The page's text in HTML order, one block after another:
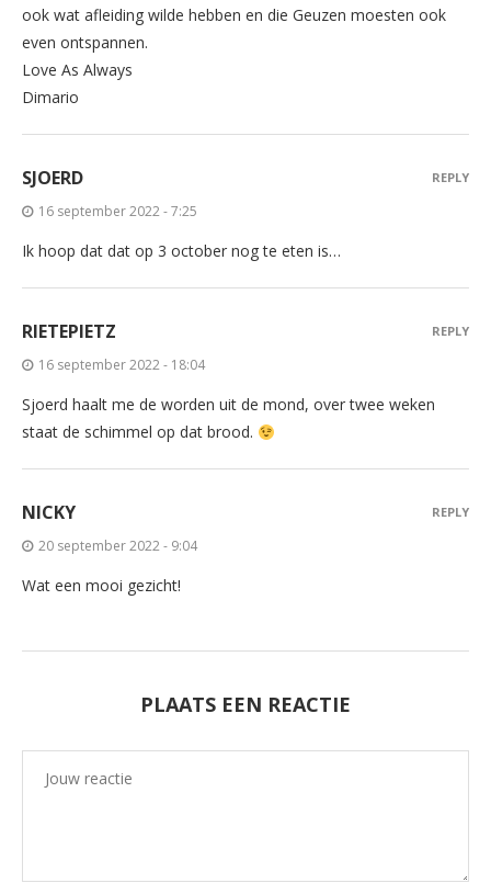
ook wat afleiding wilde hebben en die Geuzen moesten ook
even ontspannen.
Love As Always
Dimario
SJOERD
16 september 2022 - 7:25
Ik hoop dat dat op 3 october nog te eten is…
REPLY
RIETEPIETZ
16 september 2022 - 18:04
Sjoerd haalt me de worden uit de mond, over twee weken
staat de schimmel op dat brood.
REPLY
NICKY
20 september 2022 - 9:04
Wat een mooi gezicht!
REPLY
PLAATS EEN REACTIE